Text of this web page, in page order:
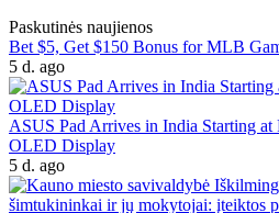
Paskutinės naujienos
Bet $5, Get $150 Bonus for MLB
5 d. ago
ASUS Pad Arrives in India Starting at
OLED Display
5 d. ago